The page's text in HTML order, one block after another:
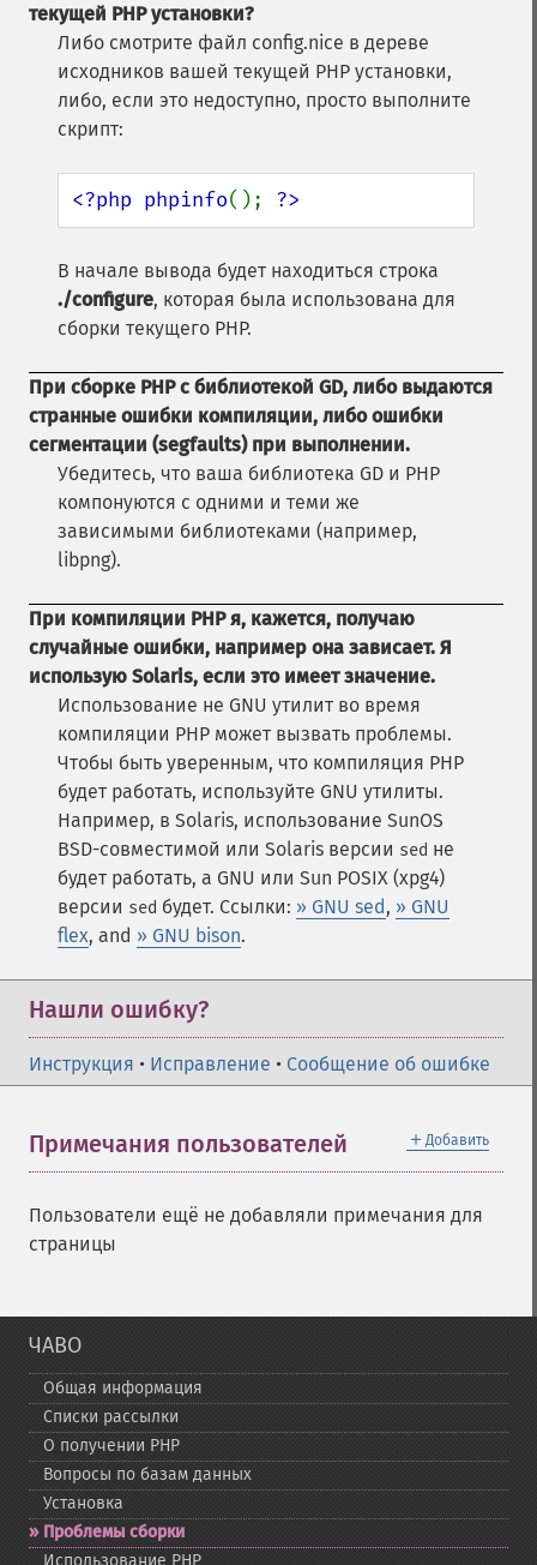
текущей PHP установки?
Либо смотрите файл config.nice в дереве
исходников вашей текущей PHP установки,
либо, если это недоступно, просто выполните
скрипт:
<?php phpinfo(); ?>
В начале вывода будет находиться строка
./configure, которая была использована для
сборки текущего PHP.
При сборке PHP с библиотекой GD, либо выдаются
странные ошибки компиляции, либо ошибки
сегментации (segfaults) при выполнении.
Убедитесь, что ваша библиотека GD и PHP
компонуются с одними и теми же
зависимыми библиотеками (например,
libpng).
При компиляции PHP я, кажется, получаю
случайные ошибки, например она зависает. Я
использую Solaris, если это имеет значение.
Использование не GNU утилит во время
компиляции PHP может вызвать проблемы.
Чтобы быть уверенным, что компиляция PHP
будет работать, используйте GNU утилиты.
Например, в Solaris, использование SunOS
BSD-совместимой или Solaris версии sed не
будет работать, а GNU или Sun POSIX (xpg4)
версии sed будет. Ссылки: » GNU sed, » GNU
flex, and » GNU bison.
Нашли ошибку?
Инструкция • Исправление • Сообщение об ошибке
＋ Добавить
Примечания пользователей
Пользователи ещё не добавляли примечания для
страницы
ЧАВО
Общая информация
Списки рассылки
О получении PHP
Вопросы по базам данных
Установка
Проблемы сборки
Использование PHP